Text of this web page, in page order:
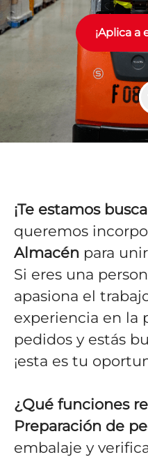
¡Aplica a
¡Te estamos
queremos
Almacén para
Si eres una
apasiona el
experiencia en la
pedidos y estás
¡esta es tu
¿Qué funciones
Preparación de
embalaje y